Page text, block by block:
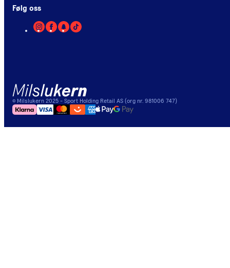
Følg oss
© Milslukern 2025 - Sport Holding Retail AS (org nr. 981006 747)